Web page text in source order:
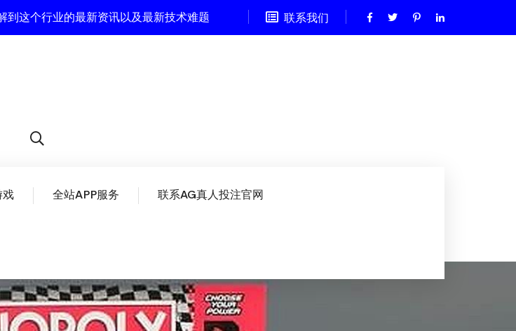
这个行业的最新资讯以及最新技术难题 联系我们
戏 全站APP服务 联系AG真人投注官网